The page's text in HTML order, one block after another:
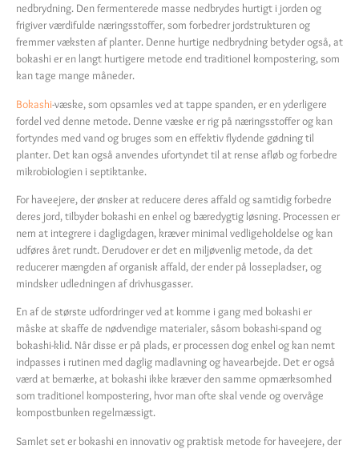
nedbrydning. Den fermenterede masse nedbrydes hurtigt i jorden og
frigiver værdifulde næringsstoffer, som forbedrer jordstrukturen og
fremmer væksten af planter. Denne hurtige nedbrydning betyder også, at
bokashi er en langt hurtigere metode end traditionel kompostering, som
kan tage mange måneder.
Bokashi-væske, som opsamles ved at tappe spanden, er en yderligere
fordel ved denne metode. Denne væske er rig på næringsstoffer og kan
fortyndes med vand og bruges som en effektiv flydende gødning til
planter. Det kan også anvendes ufortyndet til at rense afløb og forbedre
mikrobiologien i septiktanke.
For haveejere, der ønsker at reducere deres affald og samtidig forbedre
deres jord, tilbyder bokashi en enkel og bæredygtig løsning. Processen er
nem at integrere i dagligdagen, kræver minimal vedligeholdelse og kan
udføres året rundt. Derudover er det en miljøvenlig metode, da det
reducerer mængden af organisk affald, der ender på lossepladser, og
mindsker udledningen af drivhusgasser.
En af de største udfordringer ved at komme i gang med bokashi er
måske at skaffe de nødvendige materialer, såsom bokashi-spand og
bokashi-klid. Når disse er på plads, er processen dog enkel og kan nemt
indpasses i rutinen med daglig madlavning og havearbejde. Det er også
værd at bemærke, at bokashi ikke kræver den samme opmærksomhed
som traditionel kompostering, hvor man ofte skal vende og overvåge
kompostbunken regelmæssigt.
Samlet set er bokashi en innovativ og praktisk metode for haveejere, der